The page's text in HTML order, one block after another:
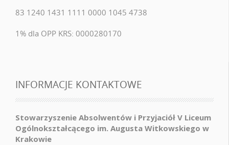
83 1240 1431 1111 0000 1045 4738
1% dla OPP KRS: 0000280170
INFORMACJE KONTAKTOWE
Stowarzyszenie Absolwentów i Przyjaciół V Liceum
Ogólnokształcącego im. Augusta Witkowskiego w
Krakowie